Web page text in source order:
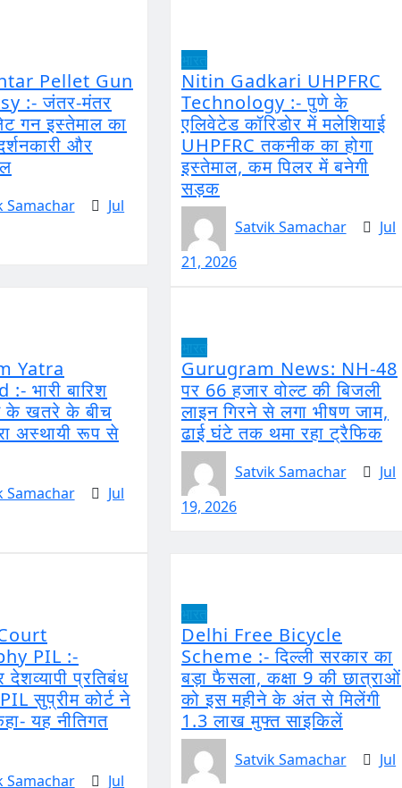
Pellet Gun
:- जंतर-मंतर
गन इस्तेमाल का
और
Samachar
Jul
Nitin Gadkari UHPFRC
Technology :- पुणे के
एलिवेटेड कॉरिडोर में मलेशियाई
UHPFRC तकनीक का होगा
इस्तेमाल, कम पिलर में बनेगी
सड़क
Satvik Samachar
Jul
21, 2026
Yatra
भारी बारिश
खतरे के बीच
अस्थायी रूप से
Samachar
Jul
Gurugram News: NH-48
पर 66 हजार वोल्ट की बिजली
लाइन गिरने से लगा भीषण जाम,
ढाई घंटे तक थमा रहा ट्रैफिक
Satvik Samachar
Jul
19, 2026
PIL :-
देशव्यापी प्रतिबंध
सुप्रीम कोर्ट ने
यह नीतिगत
Samachar
Jul
Delhi Free Bicycle
Scheme :- दिल्ली सरकार का
बड़ा फैसला, कक्षा 9 की छात्राओं
को इस महीने के अंत से मिलेंगी
1.3 लाख मुफ्त साइकिलें
Satvik Samachar
Jul